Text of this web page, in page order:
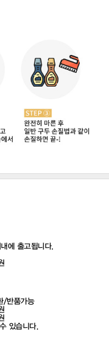
에 출고됩니다.
/반품가능
있습니다.